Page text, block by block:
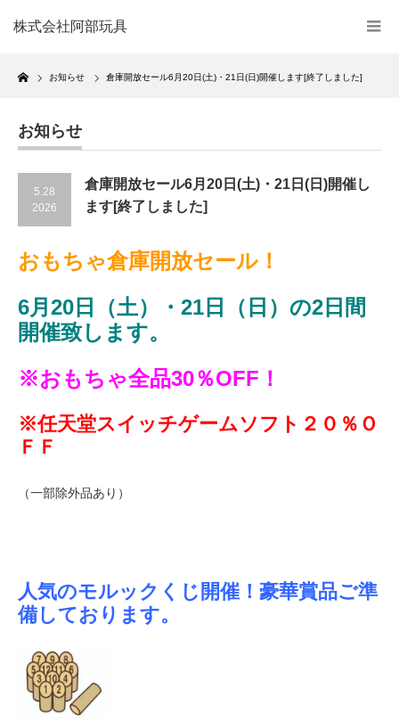
株式会社阿部玩具
Home
お知らせ 倉庫開放セール6月20日(土)・21日(日)開催します[終了しました]
お知らせ
5.28
2026
倉庫開放セール6月20日(土)・21日(日)開催し
ます[終了しました]
おもちゃ倉庫開放セール！
6月20日（土）・21日（日）の2日間
開催致します。
※おもちゃ全品30％OFF！
※任天堂スイッチゲームソフト２０％Ｏ
ＦＦ
（一部除外品あり）
人気のモルックくじ開催！豪華賞品ご準
備しております。